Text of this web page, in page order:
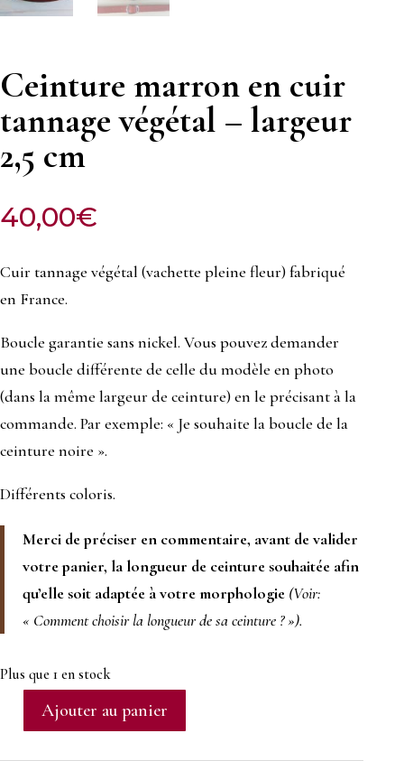
Ceinture marron en cuir
tannage végétal – largeur
2,5 cm
40,00€
Cuir tannage végétal (vachette pleine fleur) fabriqué
en France.
Boucle garantie sans nickel. Vous pouvez demander
une boucle différente de celle du modèle en photo
(dans la même largeur de ceinture) en le précisant à la
commande. Par exemple: « Je souhaite la boucle de la
ceinture noire ».
Différents coloris.
Merci de préciser en commentaire, avant de valider
votre panier, la longueur de ceinture souhaitée afin
qu’elle soit adaptée à votre morphologie (Voir:
« Comment choisir la longueur de sa ceinture ? »).
Plus que 1 en stock
Ajouter au panier